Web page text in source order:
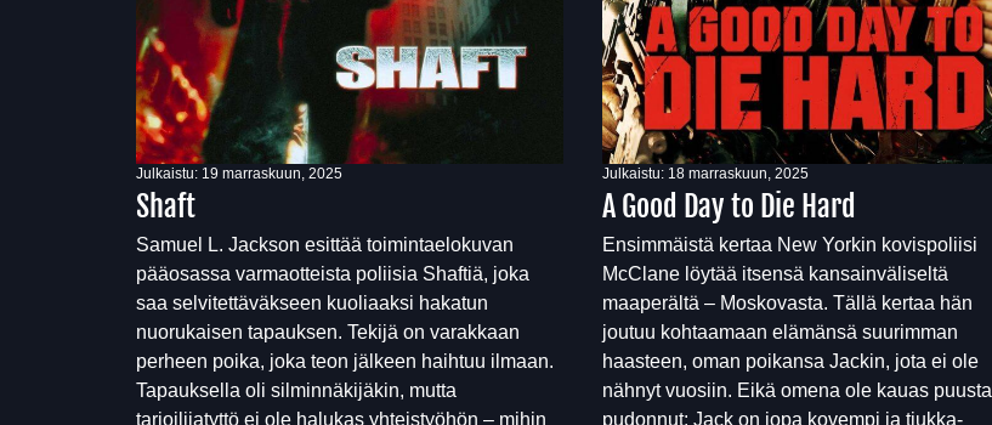
Julkaistu: 19 marraskuun, 2025
Shaft
Samuel L. Jackson esittää toimintaelokuvan
pääosassa varmaotteista poliisia Shaftiä, joka
saa selvitettäväkseen kuoliaaksi hakatun
nuorukaisen tapauksen. Tekijä on varakkaan
perheen poika, joka teon jälkeen haihtuu ilmaan.
Tapauksella oli silminnäkijäkin, mutta
tarjoilijatyttö ei ole halukas yhteistyöhön – mihin
Julkaistu: 18 marraskuun, 2025
A Good Day to Die Hard
Ensimmäistä kertaa New Yorkin kovispoliisi
McClane löytää itsensä kansainväliseltä
maaperältä – Moskovasta. Tällä kertaa hän
joutuu kohtaamaan elämänsä suurimman
haasteen, oman poikansa Jackin, jota ei ole
nähnyt vuosiin. Eikä omena ole kauas puusta
pudonnut: Jack on jopa kovempi ja tiukka-